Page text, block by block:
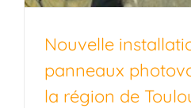
Nouvelle
panneaux
la région de